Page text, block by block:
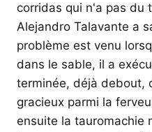
corridas qui n'a pas du
Alejandro Talavante a
problème est venu
dans le sable, il a
terminée, déjà debout,
gracieux parmi la
ensuite la tauromachie